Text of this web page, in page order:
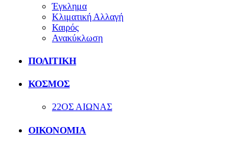
Έγκλημα
Κλιματική Αλλαγή
Καιρός
Ανακύκλωση
ΠΟΛΙΤΙΚΗ
ΚΟΣΜΟΣ
22ΟΣ ΑΙΩΝΑΣ
ΟΙΚΟΝΟΜΙΑ